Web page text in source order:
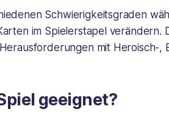
Schwierigkeitsgraden
im Spielerstapel verändern.
mit Heroisch-,
geeignet?